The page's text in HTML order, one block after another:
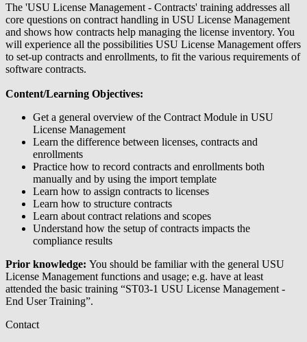
The 'USU License Management - Contracts' training addresses all
core questions on contract handling in USU License Management
and shows how contracts help managing the license inventory. You
will experience all the possibilities USU License Management offers
to set-up contracts and enrollments, to fit the various requirements of
software contracts.
Content/Learning Objectives:
Get a general overview of the Contract Module in USU
License Management
Learn the difference between licenses, contracts and
enrollments
Practice how to record contracts and enrollments both
manually and by using the import template
Learn how to assign contracts to licenses
Learn how to structure contracts
Learn about contract relations and scopes
Understand how the setup of contracts impacts the
compliance results
Prior knowledge: You should be familiar with the general USU
License Management functions and usage; e.g. have at least
attended the basic training “ST03-1 USU License Management -
End User Training”.
Contact